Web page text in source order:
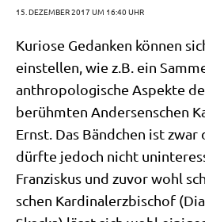
15. DEZEMBER 2017 UM 16:40 UHR
Kurio­se Gedan­ken kön­nen
ein­stel­len, wie z.B. ein
anthro­po­lo­gi­sche Aspek­te
berühm­ten Ander­sen­schen
Ernst. Das Bänd­chen ist zwar
dürf­te jedoch nicht
Fran­zis­kus und zuvor wohl
schen Kar­di­nal­erz­bi­schof